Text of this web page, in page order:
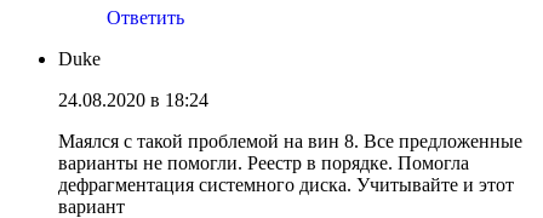
Ответить
Duke
24.08.2020 в 18:24
Маялся с такой проблемой на вин 8. Все предложенные
варианты не помогли. Реестр в порядке. Помогла
дефрагментация системного диска. Учитывайте и этот
вариант